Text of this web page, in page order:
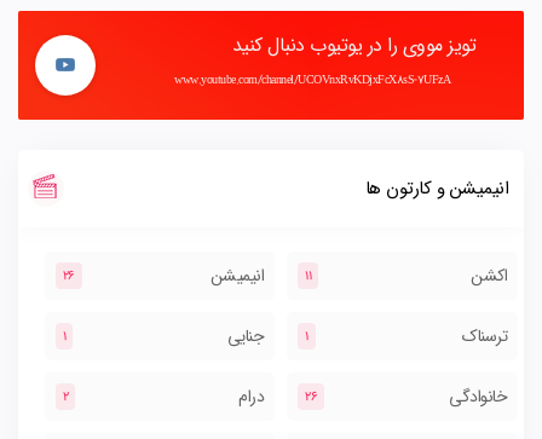
تویز مووی را در یوتیوب دنبال کنید
www.youtube.com/channel/UCOVnxRvKDjxFcX8sS-7UFzA
انیمیشن و کارتون ها
اکشن 11 انیمیشن 26
ترسناک 1 جنایی 1
خانوادگی 26 درام 2